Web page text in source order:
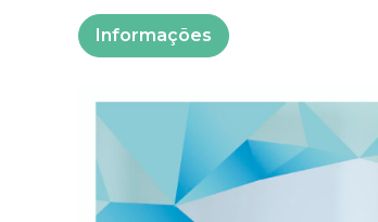
Informações